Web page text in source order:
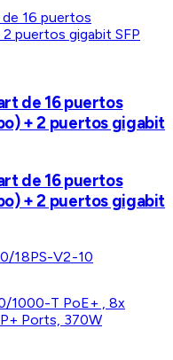
de 16 puertos
+ 2 puertos gigabit
de 16 puertos
+ 2 puertos gigabit
18PS-V2-10